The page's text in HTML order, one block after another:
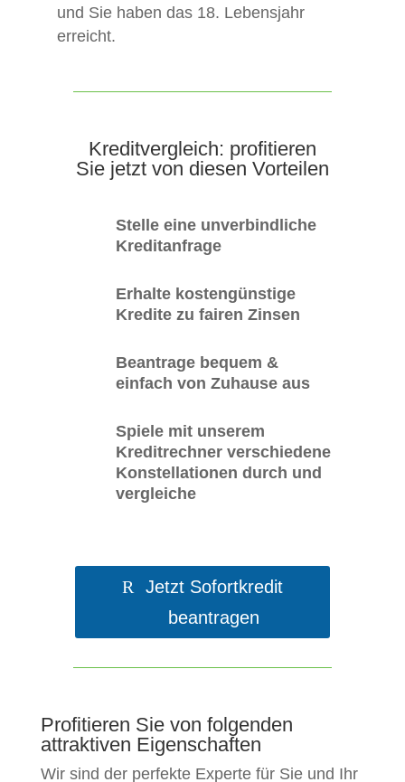
und Sie haben das 18. Lebensjahr
erreicht.
Kreditvergleich: profitieren
Sie jetzt von diesen Vorteilen
Stelle eine unverbindliche
Kreditanfrage
Erhalte kostengünstige
Kredite zu fairen Zinsen
Beantrage bequem &
einfach von Zuhause aus
Spiele mit unserem
Kreditrechner verschiedene
Konstellationen durch und
vergleiche
Jetzt Sofortkredit
beantragen
Profitieren Sie von folgenden
attraktiven Eigenschaften
Wir sind der perfekte Experte für Sie und Ihr